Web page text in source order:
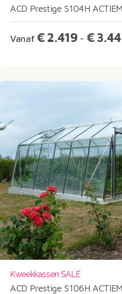
ACD Prestige S104H
Vanaf €2.419 - €
Kweekkassen SALE
ACD Prestige S106H